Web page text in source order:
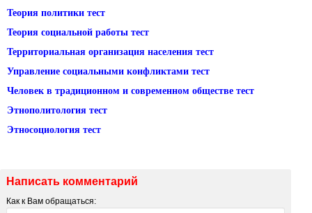
Теория политики тест
Теория социальной работы тест
Территориальная организация населения тест
Управление социальными конфликтами тест
Человек в традиционном и современном обществе тест
Этнополитология тест
Этносоциология тест
Написать комментарий
Как к Вам обращаться: